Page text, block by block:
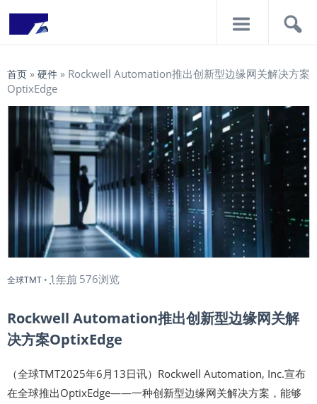
首页 » 硬件 » Rockwell Automation推出创新型边缘网关解决方案
OptixEdge
全球TMT • 1年前 576浏览
Rockwell Automation推出创新型边缘网关解
决方案OptixEdge
（全球TMT2025年6月13日讯）Rockwell Automation, Inc.宣布
在全球推出OptixEdge——一种创新型边缘网关解决方案，能够